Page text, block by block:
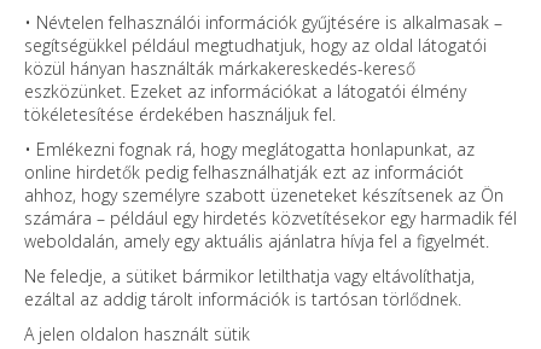
• Névtelen felhasználói információk gyűjtésére is alkalmasak –
segítségükkel például megtudhatjuk, hogy az oldal látogatói
közül hányan használták márkakereskedés-kereső
eszközünket. Ezeket az információkat a látogatói élmény
tökéletesítése érdekében használjuk fel.
• Emlékezni fognak rá, hogy meglátogatta honlapunkat, az
online hirdetők pedig felhasználhatják ezt az információt
ahhoz, hogy személyre szabott üzeneteket készítsenek az Ön
számára – például egy hirdetés közvetítésekor egy harmadik fél
weboldalán, amely egy aktuális ajánlatra hívja fel a figyelmét.
Ne feledje, a sütiket bármikor letilthatja vagy eltávolíthatja,
ezáltal az addig tárolt információk is tartósan törlődnek.
A jelen oldalon használt sütik